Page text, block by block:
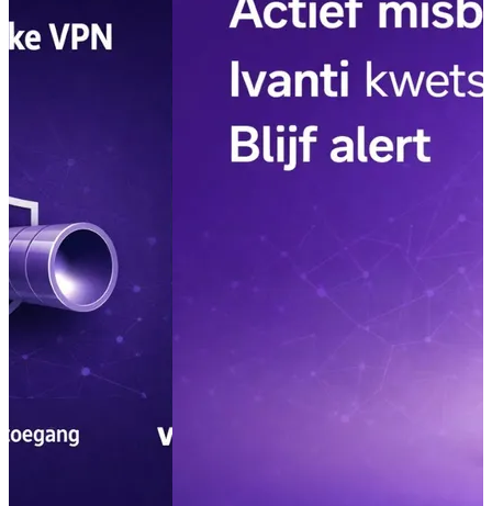
04 de agosto de 2026